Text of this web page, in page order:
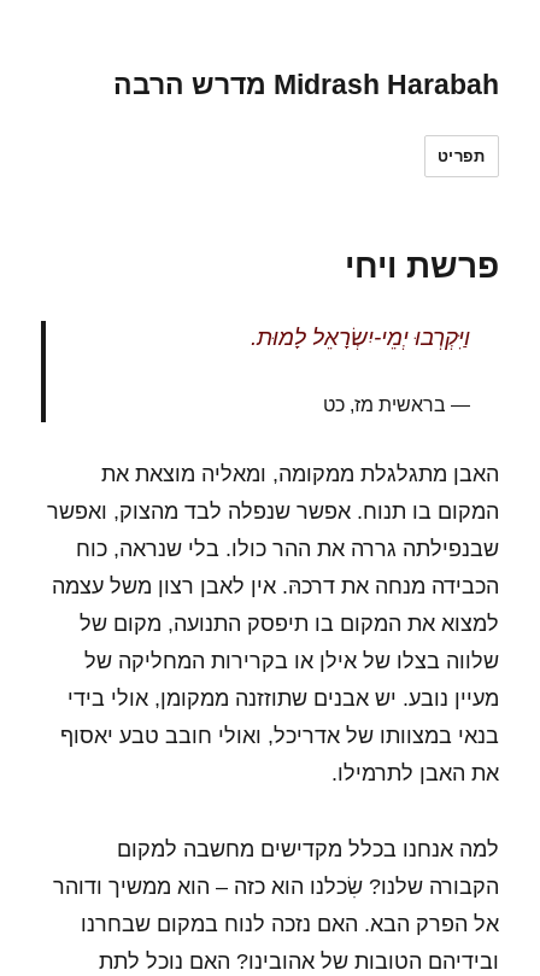
Midrash Harabah מדרש הרבה
תפריט
פרשת ויחי
וַיִּקְרְבוּ יְמֵי-יִשְׂרָאֵל לָמוּת.
בראשית מז, כט
האבן מתגלגלת ממקומה, ומאליה מוצאת את
המקום בו תנוח. אפשר שנפלה לבד מהצוק, ואפשר
שבנפילתה גררה את ההר כולו. בלי שנראה, כוח
הכבידה מנחה את דרכהּ. אין לאבן רצון משל עצמה
למצוא את המקום בו תיפסק התנועה, מקום של
שלווה בצלו של אילן או בקרירות המחליקה של
מעיין נובע. יש אבנים שתוזזנה ממקומן, אולי בידי
בנאי במצוותו של אדריכל, ואולי חובב טבע יאסוף
את האבן לתרמילו.
למה אנחנו בכלל מקדישים מחשבה למקום
הקבורה שלנו? שִׂכלנו הוא כזה – הוא ממשיך ודוהר
אל הפרק הבא. האם נזכה לנוח במקום שבחרנו
ובידיהם הטובות של אהובינו? האם נוכל לתת